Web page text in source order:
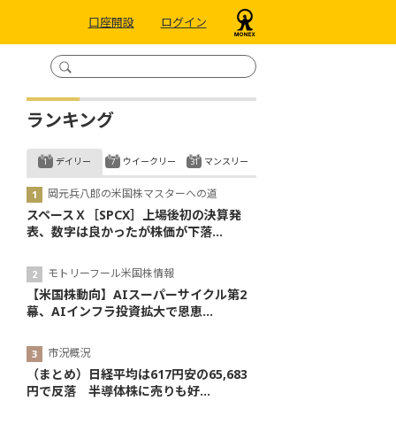
口座開設 ログイン
ランキング
デイリー
岡元兵八郎の米国株マスターへの道
スペースＸ［SPCX］上場後初の決算発
表、数字は良かったが株価が下落...
モトリーフール米国株情報
【米国株動向】AIスーパーサイクル第2
幕、AIインフラ投資拡大で恩恵...
市況概況
（まとめ）日経平均は617円安の65,683
円で反落 半導体株に売りも好...
ウイークリー マンスリー